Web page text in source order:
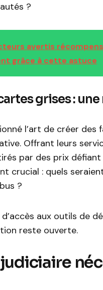
?
avertis
grâce à cette astuce
grises :
l’art de créer des
Offrant leurs
par des prix
crucial : quels
?
aux outils de
reste ouverte.